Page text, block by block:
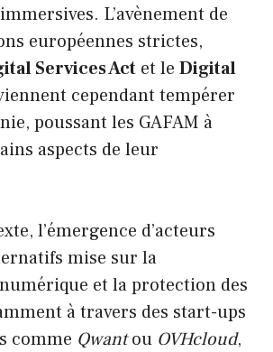
L’avènement de
européennes strictes,
Services Act et le Digital
cependant tempérer
poussant les GAFAM à
aspects de leur
l’émergence d’acteurs
mise sur la
et la protection des
à travers des start-ups
comme Qwantou OVHcloud,